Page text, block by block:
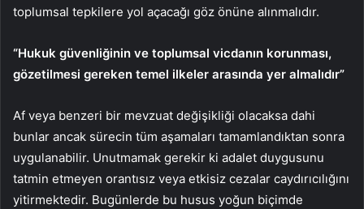
toplumsal tepkilere yol açacağı göz önüne alınmalıdır.
“Hukuk güvenliğinin ve toplumsal vicdanın korunması,
gözetilmesi gereken temel ilkeler arasında yer almalıdır”
Af veya benzeri bir mevzuat değişikliği olacaksa dahi
bunlar ancak sürecin tüm aşamaları tamamlandıktan sonra
uygulanabilir. Unutmamak gerekir ki adalet duygusunu
tatmin etmeyen orantısız veya etkisiz cezalar caydırıcılığını
yitirmektedir. Bugünlerde bu husus yoğun biçimde